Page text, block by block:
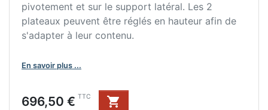
pivotement et sur le support latéral. Les 2
plateaux peuvent être réglés en hauteur afin de
s'adapter à leur contenu.
En savoir plus ...
Prix
696,50 € TTC
